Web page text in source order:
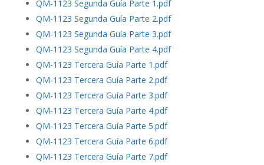
QM-1123 Segunda Guía Parte 1.pdf
QM-1123 Segunda Guía Parte 2.pdf
QM-1123 Segunda Guía Parte 3.pdf
QM-1123 Segunda Guía Parte 4.pdf
QM-1123 Tercera Guía Parte 1.pdf
QM-1123 Tercera Guía Parte 2.pdf
QM-1123 Tercera Guía Parte 3.pdf
QM-1123 Tercera Guía Parte 4.pdf
QM-1123 Tercera Guía Parte 5.pdf
QM-1123 Tercera Guía Parte 6.pdf
QM-1123 Tercera Guía Parte 7.pdf